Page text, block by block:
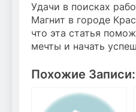
Удачи в поисках
Магнит в городе
что эта статья
мечты и начать
Похожие Записи: